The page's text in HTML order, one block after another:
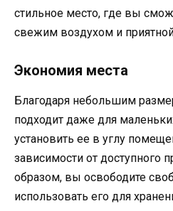
стильное место, где вы
свежим воздухом и
Экономия места
Благодаря небольшим
подходит даже для
установить ее в углу
зависимости от доступного
образом, вы освободите
использовать его для